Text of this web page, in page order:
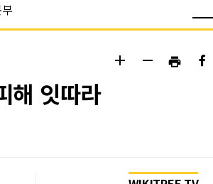
add remove print
해 잇따라